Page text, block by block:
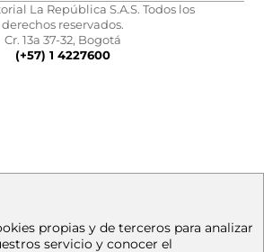
La República S.A.S. Todos los
derechos reservados.
Cr. 13a 37-32, Bogotá
(+57) 1 4227600
propias y de terceros para analizar
servicio y conocer el